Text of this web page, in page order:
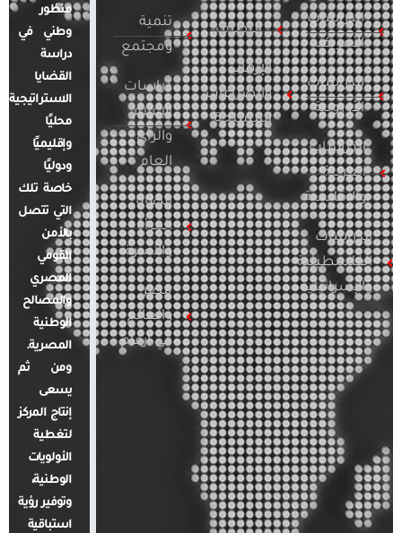
الدراسات
الأمريكية
الدراسات
الأوروبية
الدراسات
العربية
والإقليمية
الدراسات
الفلسطينية
والإسرائيلية
التطرف
الإرهاب
والصراعات
المسلحة
تنمية
ومجتمع
دراسات
الإعلام
والرأي
العام
قضايا
المرأة
والأسرة
مصر
والعالم
في أرقام
منظور
وطني في
دراسة
القضايا
الاستراتيجية
محليًا
وإقليميًا
ودوليًا
خاصة تلك
التي تتصل
بالأمن
القومي
المصري
والمصالح
الوطنية
المصرية.
ومن ثم
يسعى
إنتاج المركز
لتغطية
الأولويات
الوطنية،
وتوفير رؤية
استباقية